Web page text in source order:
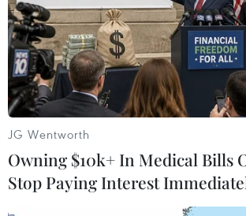
JG Wentworth
Owning $10k+ In Medical Bills
Stop Paying Interest